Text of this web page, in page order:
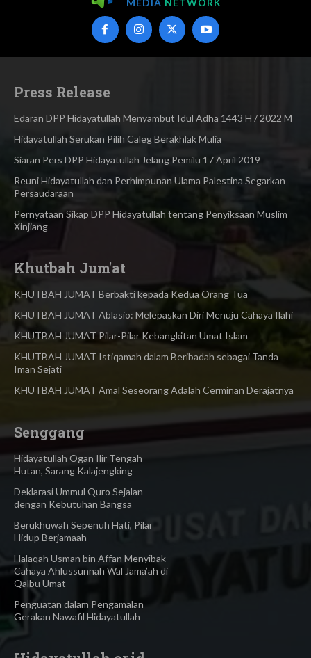
MEDIA NETWORK
Press Release
Edaran DPP Hidayatullah Menyambut Idul Adha 1443 H / 2022 M
Hidayatullah Serukan Pilih Caleg Berakhlak Mulia
Siaran Pers DPP Hidayatullah Jelang Pemilu 17 April 2019
Reuni Hidayatullah dan Perhimpunan Ulama Palestina Segarkan
Persaudaraan
Pernyataan Sikap DPP Hidayatullah tentang Penyiksaan Muslim
Xinjiang
Khutbah Jum'at
KHUTBAH JUMAT Berbakti kepada Kedua Orang Tua
KHUTBAH JUMAT Ablasio: Melepaskan Diri Menuju Cahaya Ilahi
KHUTBAH JUMAT Pilar-Pilar Kebangkitan Umat Islam
KHUTBAH JUMAT Istiqamah dalam Beribadah sebagai Tanda
Iman Sejati
KHUTBAH JUMAT Amal Seseorang Adalah Cerminan Derajatnya
Senggang
Hidayatullah Ogan Ilir Tengah
Hutan, Sarang Kalajengking
Deklarasi Ummul Quro Sejalan
dengan Kebutuhan Bangsa
Berukhuwah Sepenuh Hati, Pilar
Hidup Berjamaah
Halaqah Usman bin Affan Menyibak
Cahaya Ahlussunnah Wal Jama’ah di
Qalbu Umat
Penguatan dalam Pengamalan
Gerakan Nawafil Hidayatullah